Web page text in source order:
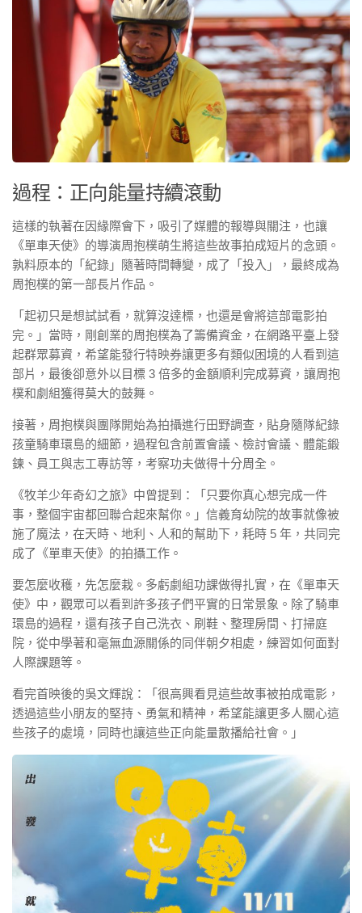
過程：正向能量持續滾動
這樣的執著在因緣際會下，吸引了媒體的報導與關注，也讓
《單車天使》的導演周抱樸萌生將這些故事拍成短片的念頭。
孰料原本的「紀錄」隨著時間轉變，成了「投入」，最終成為
周抱樸的第一部長片作品。
「起初只是想試試看，就算沒達標，也還是會將這部電影拍
完。」當時，剛創業的周抱樸為了籌備資金，在網路平臺上發
起群眾募資，希望能發行特映券讓更多有類似困境的人看到這
部片，最後卻意外以目標 3 倍多的金額順利完成募資，讓周抱
樸和劇組獲得莫大的鼓舞。
接著，周抱樸與團隊開始為拍攝進行田野調查，貼身隨隊紀錄
孩童騎車環島的細節，過程包含前置會議、檢討會議、體能鍛
鍊、員工與志工專訪等，考察功夫做得十分周全。
《牧羊少年奇幻之旅》中曾提到：「只要你真心想完成一件
事，整個宇宙都回聯合起來幫你。」信義育幼院的故事就像被
施了魔法，在天時、地利、人和的幫助下，耗時 5 年，共同完
成了《單車天使》的拍攝工作。
要怎麼收穫，先怎麼栽。多虧劇組功課做得扎實，在《單車天
使》中，觀眾可以看到許多孩子們平實的日常景象。除了騎車
環島的過程，還有孩子自己洗衣、刷鞋、整理房間、打掃庭
院，從中學著和毫無血源關係的同伴朝夕相處，練習如何面對
人際課題等。
看完首映後的吳文輝說：「很高興看見這些故事被拍成電影，
透過這些小朋友的堅持、勇氣和精神，希望能讓更多人關心這
些孩子的處境，同時也讓這些正向能量散播給社會。」